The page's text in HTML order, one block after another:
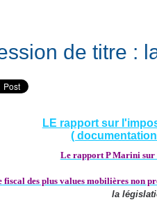
de titre :
LE rapport sur
(
Le rapport P Marini sur
fiscal des plus values mobilières non
la